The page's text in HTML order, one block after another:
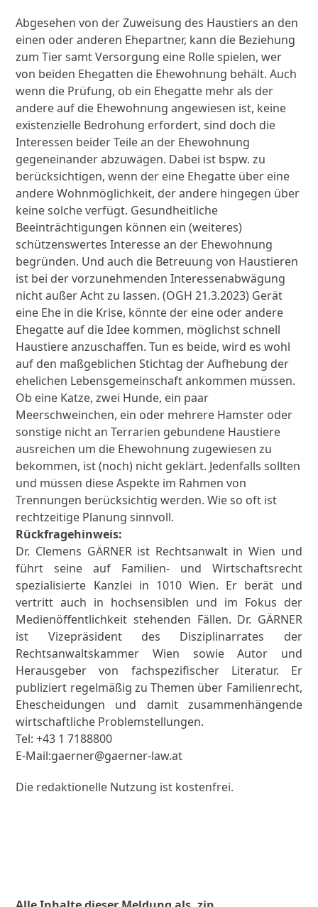
Abgesehen von der Zuweisung des Haustiers an den
einen oder anderen Ehepartner, kann die Beziehung
zum Tier samt Versorgung eine Rolle spielen, wer
von beiden Ehegatten die Ehewohnung behält. Auch
wenn die Prüfung, ob ein Ehegatte mehr als der
andere auf die Ehewohnung angewiesen ist, keine
existenzielle Bedrohung erfordert, sind doch die
Interessen beider Teile an der Ehewohnung
gegeneinander abzuwägen. Dabei ist bspw. zu
berücksichtigen, wenn der eine Ehegatte über eine
andere Wohnmöglichkeit, der andere hingegen über
keine solche verfügt. Gesundheitliche
Beeinträchtigungen können ein (weiteres)
schützenswertes Interesse an der Ehewohnung
begründen. Und auch die Betreuung von Haustieren
ist bei der vorzunehmenden Interessenabwägung
nicht außer Acht zu lassen. (OGH 21.3.2023) Gerät
eine Ehe in die Krise, könnte der eine oder andere
Ehegatte auf die Idee kommen, möglichst schnell
Haustiere anzuschaffen. Tun es beide, wird es wohl
auf den maßgeblichen Stichtag der Aufhebung der
ehelichen Lebensgemeinschaft ankommen müssen.
Ob eine Katze, zwei Hunde, ein paar
Meerschweinchen, ein oder mehrere Hamster oder
sonstige nicht an Terrarien gebundene Haustiere
ausreichen um die Ehewohnung zugewiesen zu
bekommen, ist (noch) nicht geklärt. Jedenfalls sollten
und müssen diese Aspekte im Rahmen von
Trennungen berücksichtig werden. Wie so oft ist
rechtzeitige Planung sinnvoll.
Rückfragehinweis:
Dr. Clemens GÄRNER ist Rechtsanwalt in Wien und
führt seine auf Familien- und Wirtschaftsrecht
spezialisierte Kanzlei in 1010 Wien. Er berät und
vertritt auch in hochsensiblen und im Fokus der
Medienöffentlichkeit stehenden Fällen. Dr. GÄRNER
ist Vizepräsident des Disziplinarrates der
Rechtsanwaltskammer Wien sowie Autor und
Herausgeber von fachspezifischer Literatur. Er
publiziert regelmäßig zu Themen über Familienrecht,
Ehescheidungen und damit zusammenhängende
wirtschaftliche Problemstellungen.
Tel: +43 1 7188800
E-Mail:gaerner@gaerner-law.at
Die redaktionelle Nutzung ist kostenfrei.